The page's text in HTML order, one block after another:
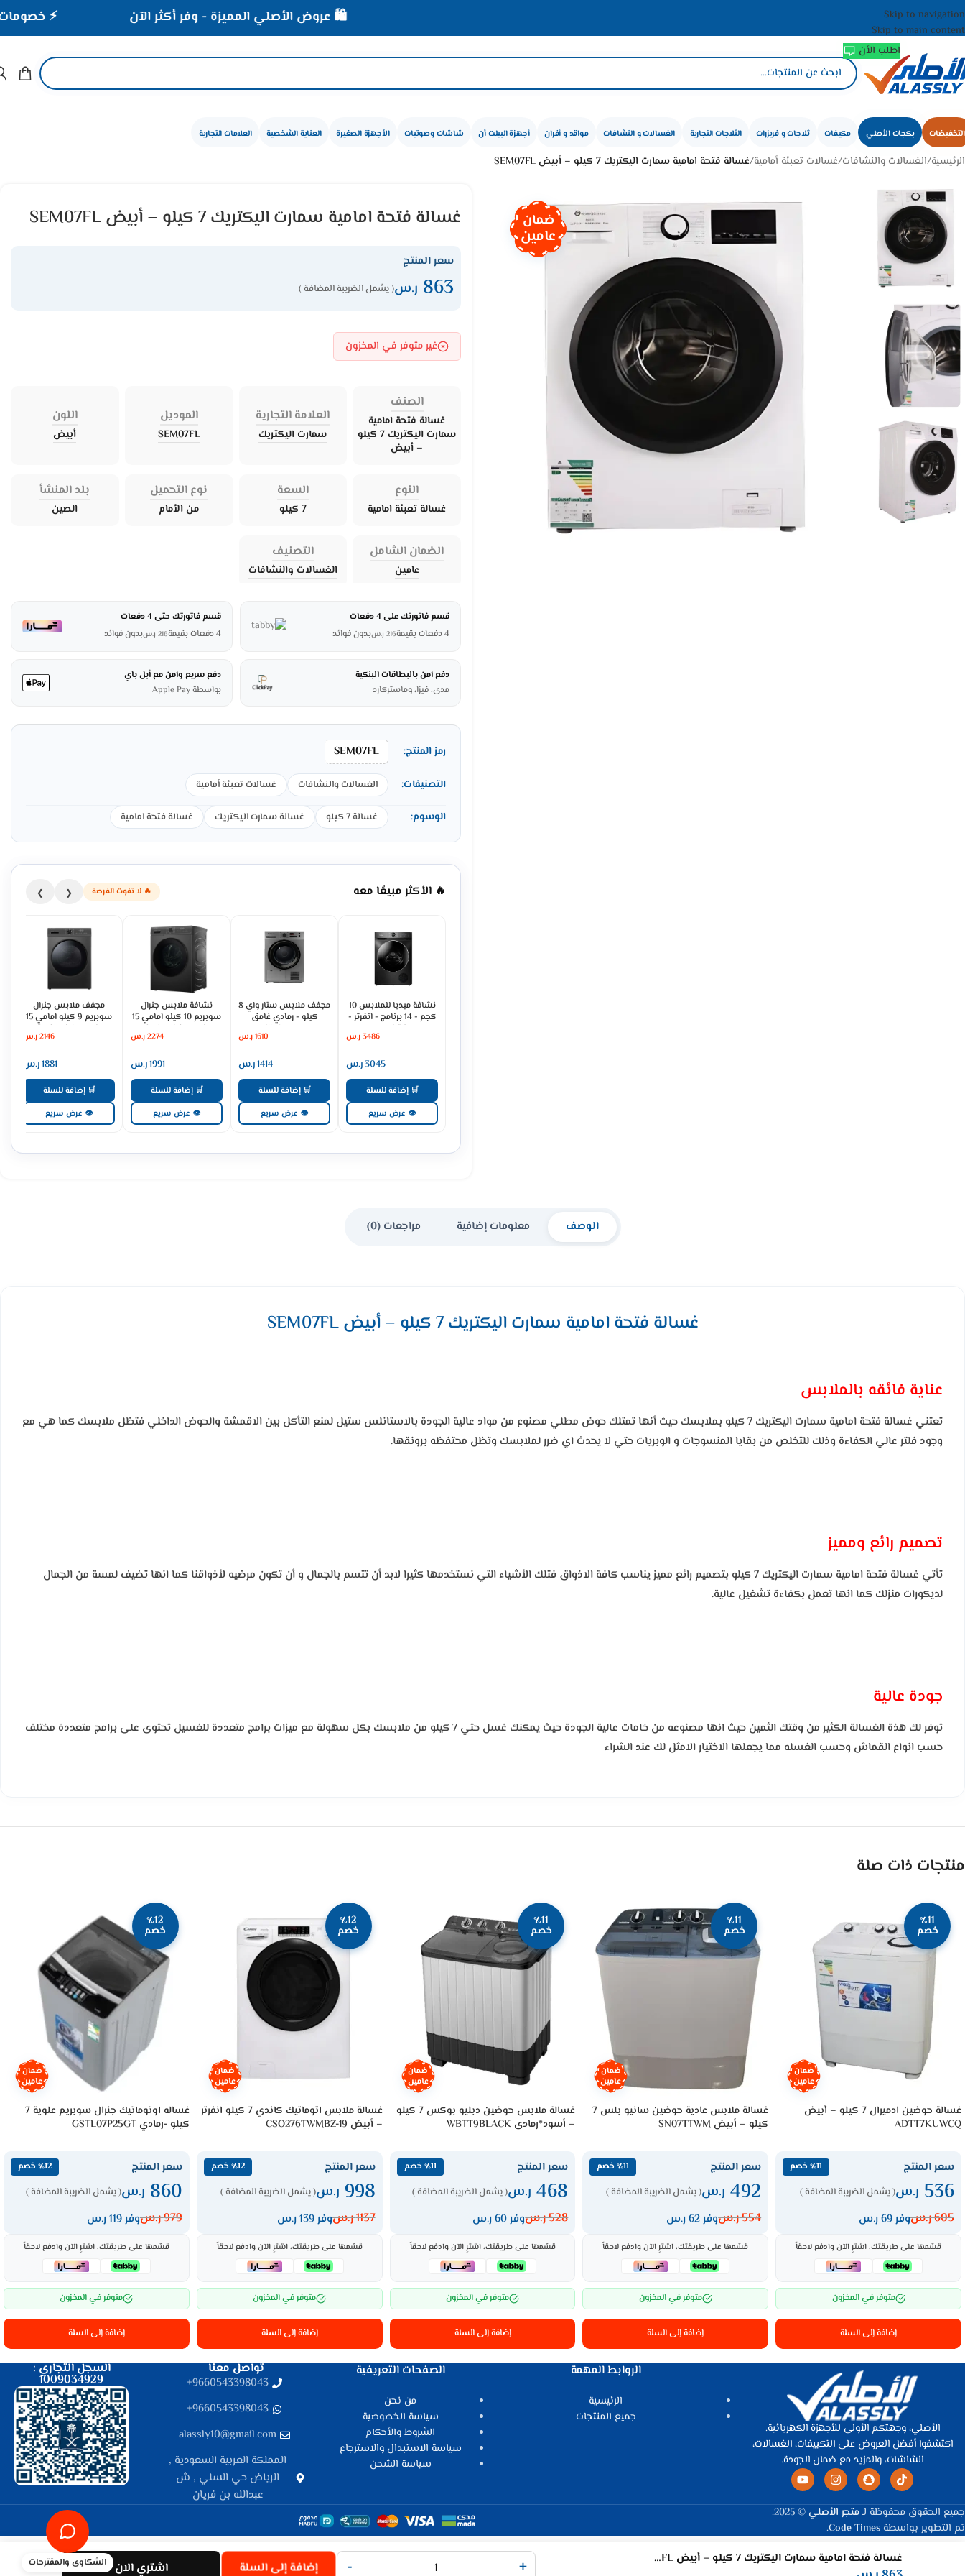
Skip to navigation
Skip to main content
اطلب الأن
التخفيضات بكجات الأصلي مكيفات ثلاجات و فريزرات الثلاجات التجارية الغسالات و النشافات مواقد و أفران أجهزة البيلت أن شاشات وصوتيات الأجهزة الصغيرة العناية الشخصية العلامات التجارية
الرئيسية/الغسالات والنشافات/غسالات تعبئة أمامية/غسالة فتحة امامية سمارت اليكتريك 7 كيلو – أبيض SEM07FL
ضمان
عامين
غسالة فتحة امامية سمارت اليكتريك 7 كيلو – أبيض SEM07FL
سعر المنتج
863 ر.س( يشمل الضريبة المضافة )
غير متوفر في المخزون
الصنف
غسالة فتحة امامية
سمارت اليكتريك 7 كيلو
– أبيض
العلامة التجارية
سمارت اليكتريك
الموديل
SEM07FL
اللون
أبيض
النوع
غسالة تعبئة امامية
السعة
7 كيلو
نوع التحميل
من الأمام
بلد المنشأ
الصين
الضمان الشامل
عامين
التصنيف
الغسالات والنشافات
قسم فاتورتك على 4 دفعات
4 دفعات بقيمة
216 ر.سبدون فوائد
قسم فاتورتك حتى 4 دفعات
4 دفعات بقيمة
216 ر.سبدون فوائد
دفع آمن بالبطاقات البنكية
مدى، فيزا، وماستركارد
دفع سريع وآمن مع أبل باي
بواسطة Apple Pay
رمز المنتج: SEM07FL
التصنيفات: الغسالات والنشافات غسالات تعبئة أمامية
الوسوم: غسالة 7 كيلو غسالة سمارت اليكتريك غسالة فتحة امامية
🔥 الأكثر مبيعًا معه 🔥 لا تفوت الفرصة ❮
❯
نشافة ميديا للملابس 10
كجم - 14 برنامج - انفرتر -
تيتانيوم
MD200H100WDB/T-SA
3486ر.س
3045ر.س
🛒 إضافة للسلة
👁 عرض سريع
مجفف ملابس ستار واي 8
كيلو - رمادي غامق
SW8DRHP
1610ر.س
1414ر.س
🛒 إضافة للسلة
👁 عرض سريع
نشافة ملابس جنرال
سوبريم 10 كيلو امامي 15
برنامج - فضى غامق
GSDH100SH
2274ر.س
1991ر.س
🛒 إضافة للسلة
👁 عرض سريع
مجفف ملابس جنرال
سوبريم 9 كيلو امامي 15
برنامج - فضى غامق
GSDH90SH
2146ر.س
1881ر.س
🛒 إضافة للسلة
👁 عرض سريع
الوصف معلومات إضافية مراجعات (0)
غسالة فتحة امامية سمارت اليكتريك 7 كيلو – أبيض SEM07FL
عناية فائقه بالملابس
تعتني غسالة فتحة امامية سمارت اليكتريك 7 كيلو بملابسك حيث أنها تمتلك حوض مطلي مصنوع من مواد عالية الجودة بالاستانلس ستيل لمنع التأكل بين الاقمشة والحوض الداخلي فتظل ملابسك كما هي مع
وجود فلتر عالي الكفاءة وذلك للتخلص من بقايا المنسوجات و الوبريات حتي لا يحدث اي ضرر لملابسك وتظل محتفظه برونقها.
تصميم رائع ومميز
تأتي غسالة فتحة امامية سمارت اليكتريك 7 كيلو بتصميم رائع مميز يناسب كافة الاذواق فتلك الأشياء التي نستخدمها كثيرا لابد أن تتسم بالجمال و أن تكون مرضيه لأذواقنا كما انها تضيف لمسة من الجمال
لديكورات منزلك كما انها تعمل بكفاءة تشغيل عالية.
جودة عالية
توفر لك هذة الغسالة الكثير من وقتك الثمين حيث انها مصنوعه من خامات عالية الجودة حيث يمكنك غسل حتي 7 كيلو من ملابسك بكل سهولة مع ميزات برامج متعددة للغسيل تحتوى على برامج متعددة مختلف
حسب انواع القماش وحسب الغسله مما يجعلها الاختيار الامثل لك عند الشراء
منتجات ذات صلة
٪11
خصم
ضمان
عامين
غسالة حوضين ادميرال 7 كيلو – أبيض
ADTT7KUWCQ
سعر المنتج ٪11 خصم
536 ر.س( يشمل الضريبة المضافة )
605ر.سوفر 69 ر.س
قسّمها على طريقتك، اشترِ الآن وادفع لاحقاً
متوفر في المخزون
إضافة إلى السلة
٪11
خصم
ضمان
عامين
غسالة ملابس عادية حوضين سانيو بلس 7
كيلو – أبيض SN07TTWM
سعر المنتج ٪11 خصم
492 ر.س( يشمل الضريبة المضافة )
554ر.سوفر 62 ر.س
قسّمها على طريقتك، اشترِ الآن وادفع لاحقاً
متوفر في المخزون
إضافة إلى السلة
٪11
خصم
ضمان
عامين
غسالة ملابس حوضين دبليو بوكس 7 كيلو
– أسود*رمادى WBTT9BLACK
سعر المنتج ٪11 خصم
468 ر.س( يشمل الضريبة المضافة )
528ر.سوفر 60 ر.س
قسّمها على طريقتك، اشترِ الآن وادفع لاحقاً
متوفر في المخزون
إضافة إلى السلة
٪12
خصم
ضمان
عامين
غسالة ملابس اتوماتيك كاندي 7 كيلو انفرتر
– أبيض CSO276TWMBZ-19
سعر المنتج ٪12 خصم
998 ر.س( يشمل الضريبة المضافة )
1137ر.سوفر 139 ر.س
قسّمها على طريقتك، اشترِ الآن وادفع لاحقاً
متوفر في المخزون
إضافة إلى السلة
٪12
خصم
ضمان
عامين
غساله اوتوماتيك جنرال سوبريم علوية 7
كيلو -رمادي GSTL07P25GT
سعر المنتج ٪12 خصم
860 ر.س( يشمل الضريبة المضافة )
979ر.سوفر 119 ر.س
قسّمها على طريقتك، اشترِ الآن وادفع لاحقاً
متوفر في المخزون
إضافة إلى السلة
الأصلي، وجهتكم الأولى للأجهزة الكهربائية.
اكتشفوا أفضل العروض على التكييفات، الغسالات،
الشاشات، والمزيد مع ضمان الجودة.
الروابط المهمة
الرئيسية
جميع المنتجات
الصفحات التعريفية
من نحن
سياسة الخصوصية
الشروط والأحكام
سياسة الاستبدال والاسترجاع
سياسة الشحن
تواصل معنا
9660543398043⁩+
9660543398043⁩+
alassly10@gmail.com
المملكة العربية السعودية ,
الرياض حي السلي , ش
عبدالله بن فريان
السجل التجاري :
1009034929
جميع الحقوق محفوظة لـمتجر الأصلي © 2025.
تم التطوير بواسطة Code Times
.
🛍️ عروض الأصلي المميزة - وفر أكثر الآن ⚡ خصومات تصل إلى 40% على الأجهزة
غسالة فتحة امامية سمارت اليكتريك 7 كيلو – أبيض SEM07FL +
- إضافة إلى السلة اشتري الان الشكاوى والمقترحات